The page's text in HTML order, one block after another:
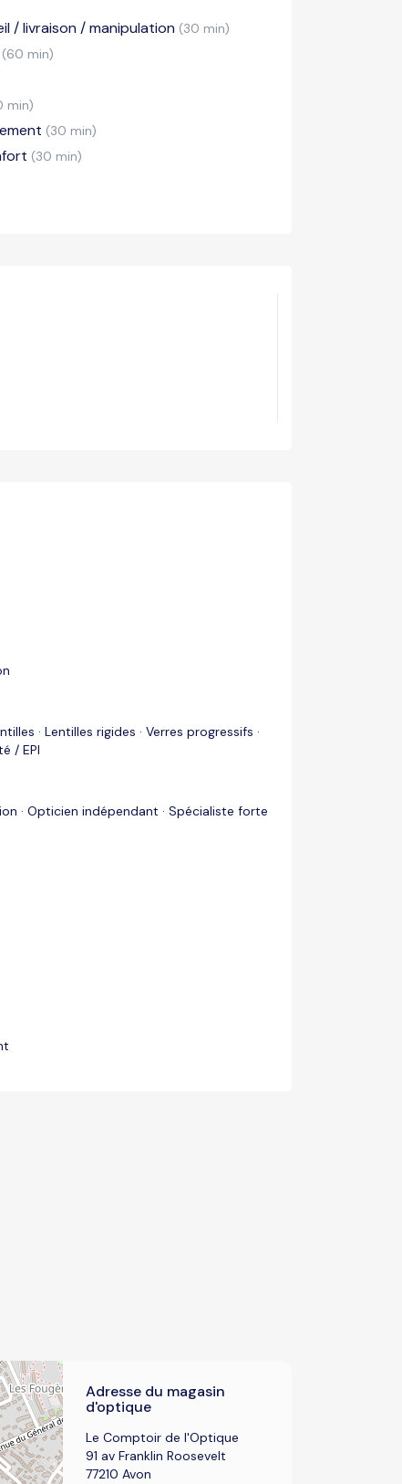
/ livraison / manipulation (30 min)
(60 min)
min)
(30 min)
(30 min)
· Lentilles rigides · Verres progressifs ·
/ EPI
· Opticien indépendant · Spécialiste forte
Adresse du magasin
d'optique
Le Comptoir de l'Optique
91 av Franklin Roosevelt
77210 Avon